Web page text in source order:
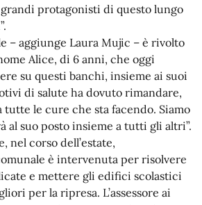
protagonisti di questo lungo
– aggiunge Laura Mujic – è rivolto
Alice, di 6 anni, che oggi
su questi banchi, insieme ai suoi
di salute ha dovuto rimandare,
le cure che sta facendo. Siamo
al suo posto insieme a tutti gli altri”.
nel corso dell’estate,
è intervenuta per risolvere
e mettere gli edifici scolastici
per la ripresa. L’assessore ai